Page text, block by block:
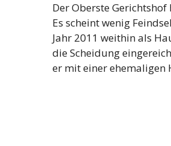
Der Oberste
Es scheint wenig
Jahr 2011 weithin als
die Scheidung
er mit einer ehemaligen